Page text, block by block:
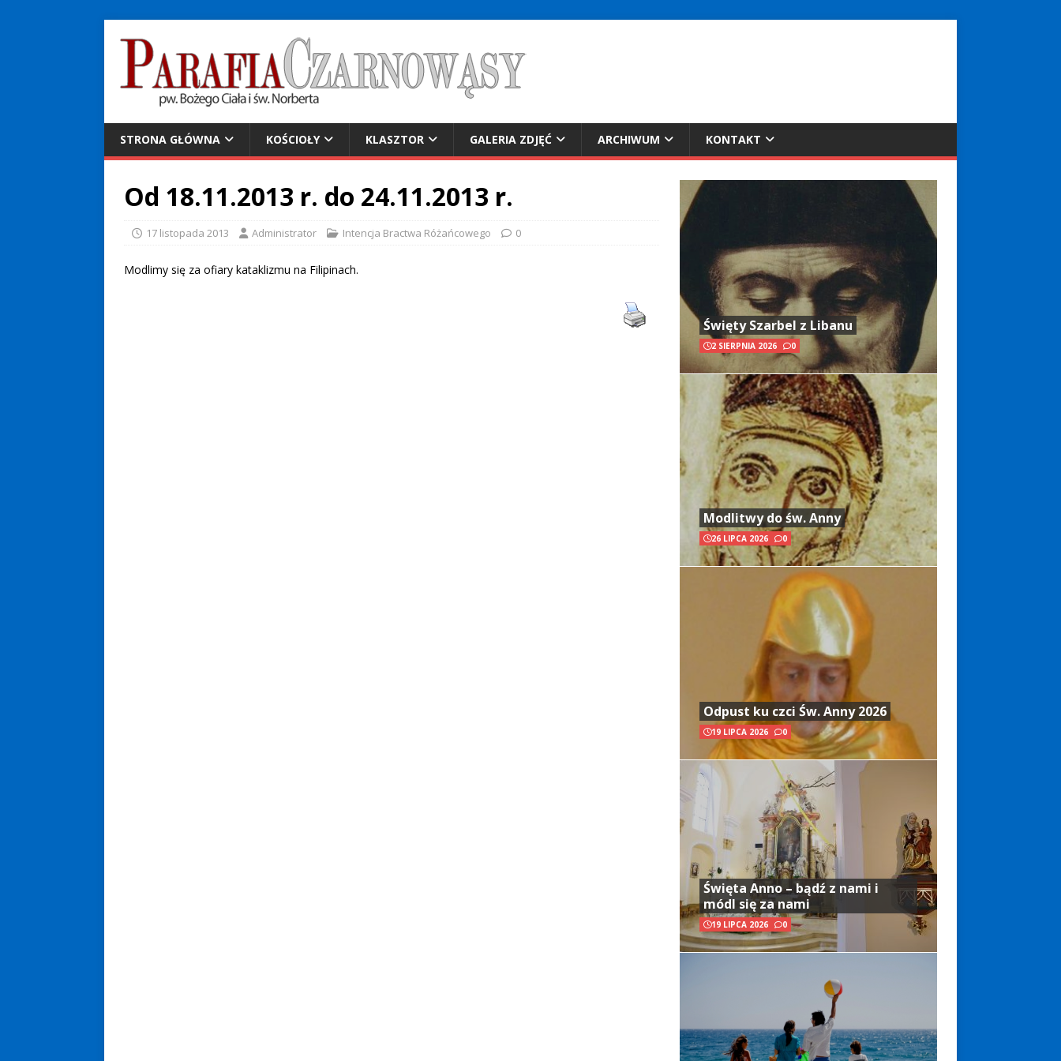
STRONA GŁÓWNA KOŚCIOŁY KLASZTOR GALERIA ZDJĘĆ ARCHIWUM KONTAKT
Od 18.11.2013 r. do 24.11.2013 r.
17 listopada 2013 Administrator Intencja Bractwa Różańcowego 0
Modlimy się za ofiary kataklizmu na Filipinach.
Święty Szarbel z Libanu
2 SIERPNIA 2026 0
Modlitwy do św. Anny
26 LIPCA 2026 0
Odpust ku czci Św. Anny 2026
19 LIPCA 2026 0
Święta Anno – bądź z nami i
módl się za nami
19 LIPCA 2026 0